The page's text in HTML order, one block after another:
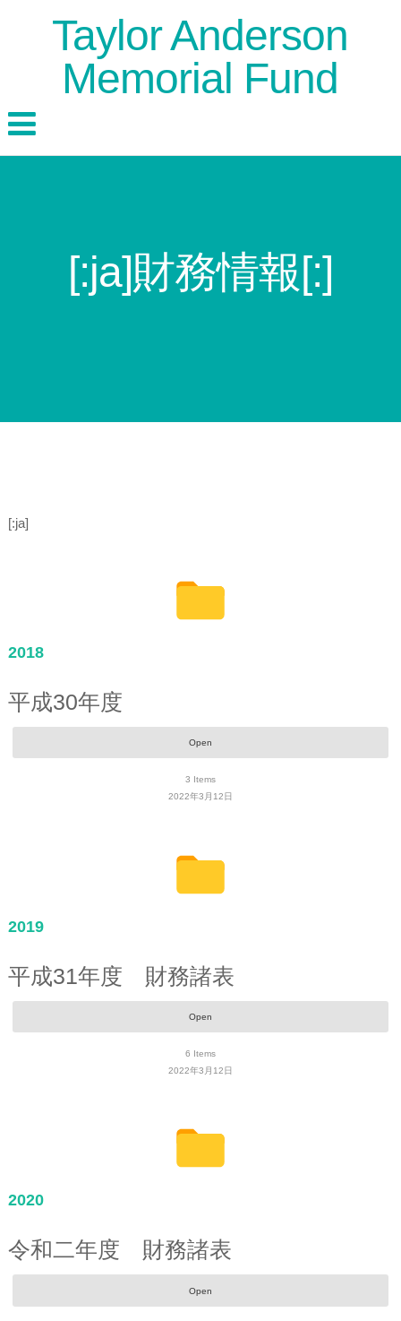
Taylor Anderson
Memorial Fund
[:ja]財務情報[:]
[:ja]
2018
平成30年度
Open
3 Items
2022年3月12日
2019
平成31年度 財務諸表
Open
6 Items
2022年3月12日
2020
令和二年度 財務諸表
Open